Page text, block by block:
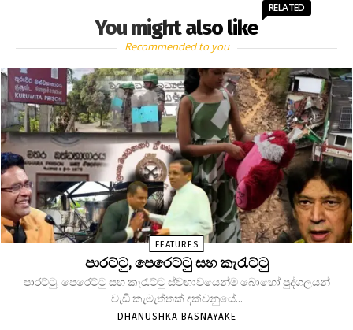
You might also like
RELATED
Recommended to you
FEATURES
පාරට්ටු, පෙරෙට්ටු සහ කැරැට්ටු
පාරට්ටු, පෙරෙට්ටු සහ කැරැට්ටු ස්වභාවයෙන්ම බොහෝ පුද්ගලයන්
වැඩි කැමැත්තක් දක්වනුයේ...
DHANUSHKA BASNAYAKE